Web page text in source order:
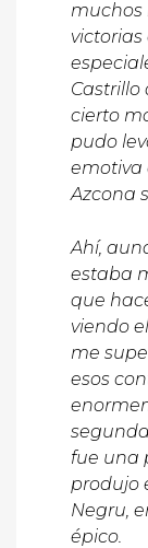
muchos
Castrillo
cierto
pudo
emotiva
Azcona
Ahí,
estaba
que
viendo
me
esos
fue una
produjo
Negru,
épico.